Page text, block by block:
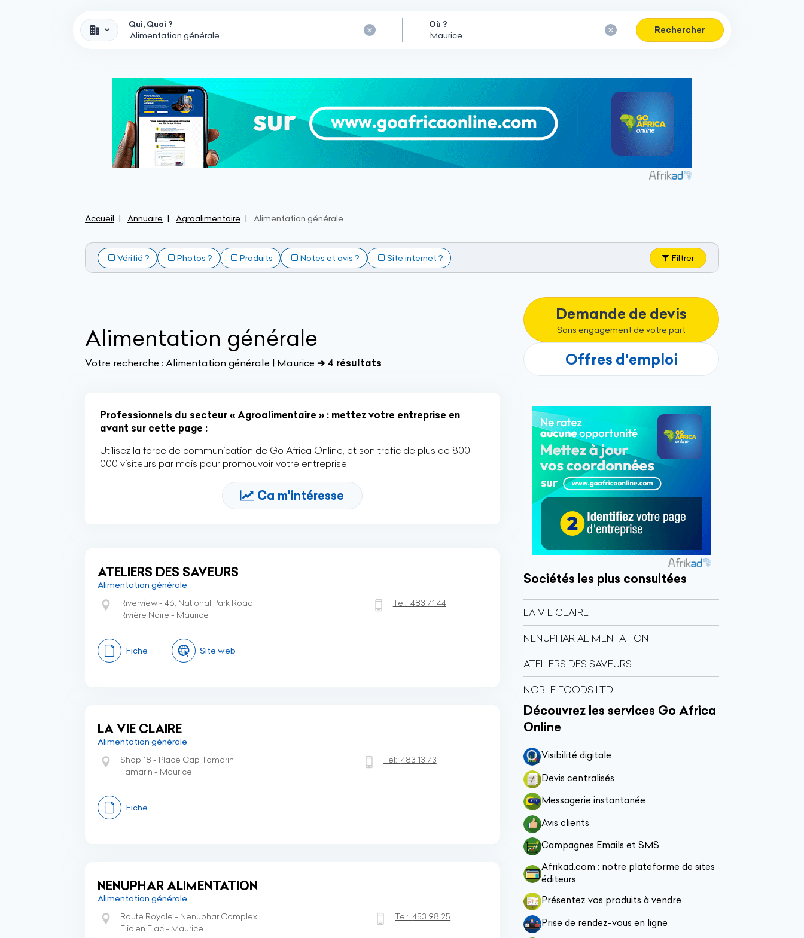
Qui, Quoi ? Où ?
Rechercher
Accueil Annuaire Agroalimentaire Alimentation générale
Vérifié ? Photos ? Produits Notes et avis ? Site internet ? Filtrer
Alimentation générale
Votre recherche : Alimentation générale | Maurice ➔ 4 résultats
Professionnels du secteur « Agroalimentaire » : mettez votre entreprise en
avant sur cette page :
Utilisez la force de communication de Go Africa Online, et son trafic de plus de 800
000 visiteurs par mois pour promouvoir votre entreprise
Ca m'intéresse
ATELIERS DES SAVEURS
Alimentation générale
Riverview - 46, National Park Road
Rivière Noire - Maurice
Tel: 483 71 44
Fiche Site web
LA VIE CLAIRE
Alimentation générale
Shop 18 - Place Cap Tamarin
Tamarin - Maurice
Tel: 483 13 73
Fiche
NENUPHAR ALIMENTATION
Alimentation générale
Route Royale - Nenuphar Complex
Flic en Flac - Maurice
Tel:453 98 25
Demande de devis
Sans engagement de votre part
Offres d'emploi
Sociétés les plus consultées
LA VIE CLAIRE
NENUPHAR ALIMENTATION
ATELIERS DES SAVEURS
NOBLE FOODS LTD
Découvrez les services Go Africa
Online
Visibilité digitale
Devis centralisés
Messagerie instantanée
Avis clients
Campagnes Emails et SMS
Afrikad.com : notre plateforme de sites
éditeurs
Présentez vos produits à vendre
Prise de rendez-vous en ligne